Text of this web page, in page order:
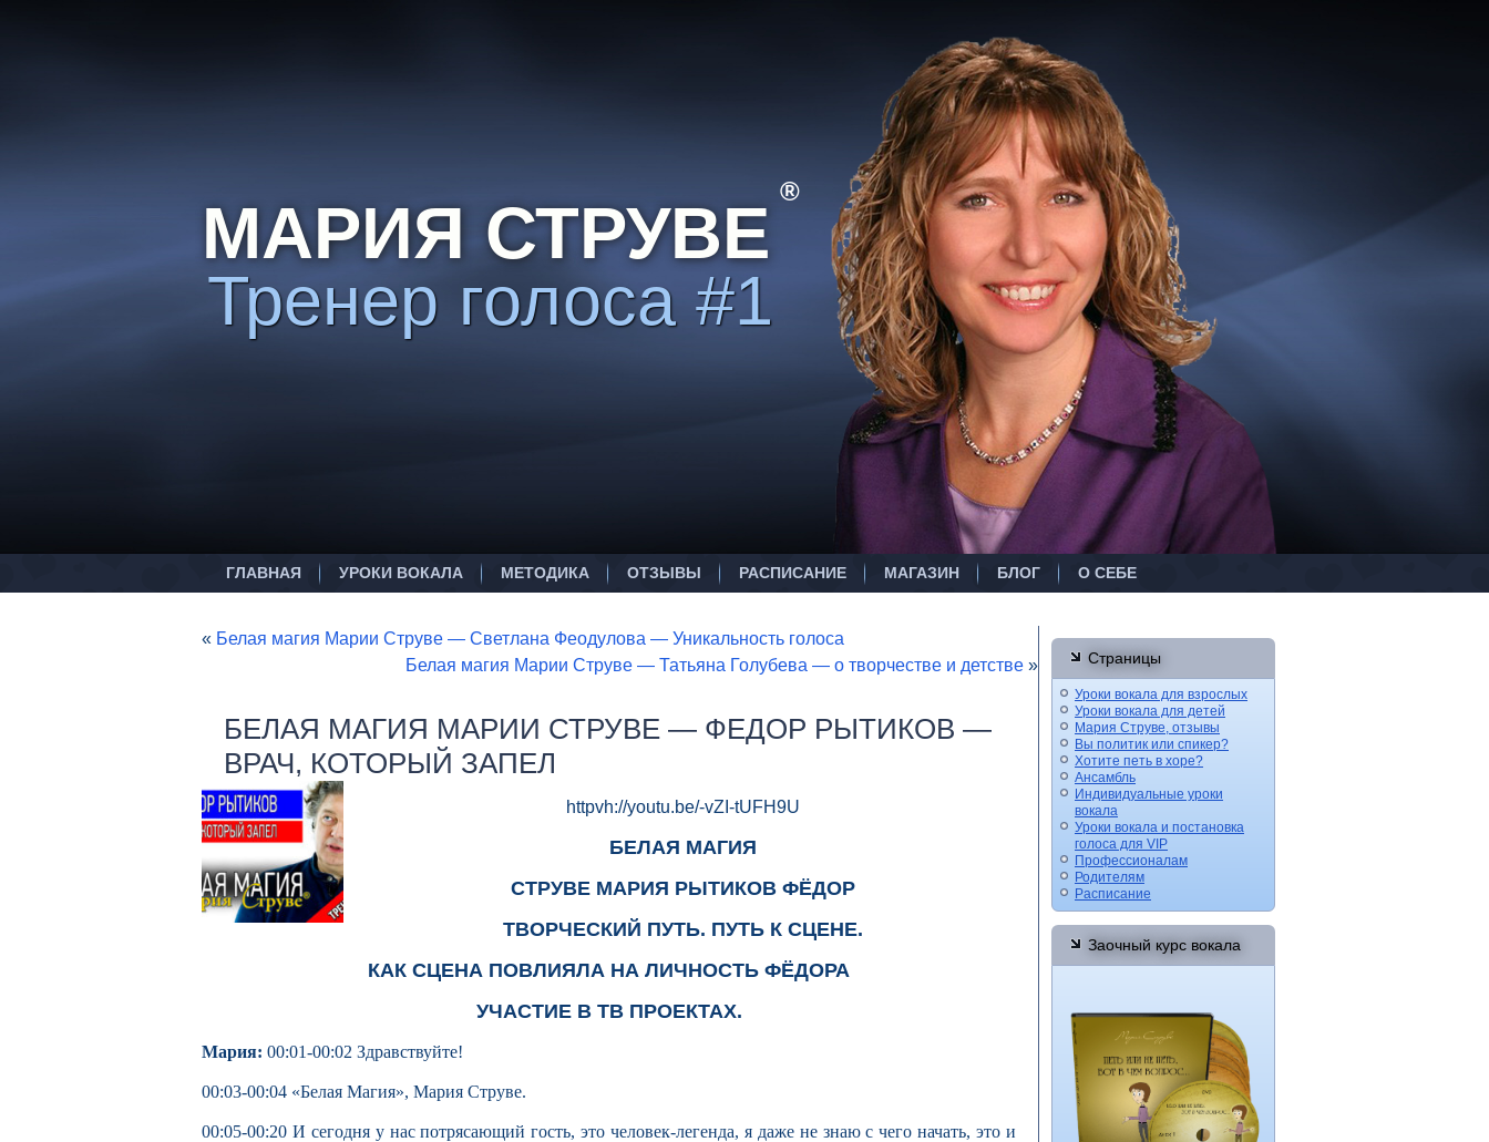
®
МАРИЯ СТРУВЕ
Тренер голоса #1
ГЛАВНАЯ УРОКИ ВОКАЛА МЕТОДИКА ОТЗЫВЫ РАСПИСАНИЕ МАГАЗИН БЛОГ О СЕБЕ
« Белая магия Марии Струве — Светлана Феодулова — Уникальность голоса
Белая магия Марии Струве — Татьяна Голубева — о творчестве и детстве »
БЕЛАЯ МАГИЯ МАРИИ СТРУВЕ — ФЕДОР РЫТИКОВ —
ВРАЧ, КОТОРЫЙ ЗАПЕЛ
httpvh://youtu.be/-vZI-tUFH9U
БЕЛАЯ МАГИЯ
СТРУВЕ МАРИЯ РЫТИКОВ ФЁДОР
ТВОРЧЕСКИЙ ПУТЬ. ПУТЬ К СЦЕНЕ.
КАК СЦЕНА ПОВЛИЯЛА НА ЛИЧНОСТЬ ФЁДОРА
УЧАСТИЕ В ТВ ПРОЕКТАХ.
Мария: 00:01-00:02 Здравствуйте!
00:03-00:04 «Белая Магия», Мария Струве.
00:05-00:20 И сегодня у нас потрясающий гость, это человек-легенда, я даже не знаю с чего начать, это и
Страницы
Уроки вокала для взрослых
Уроки вокала для детей
Мария Струве, отзывы
Вы политик или спикер?
Хотите петь в хоре?
Ансамбль
Индивидуальные уроки
вокала
Уроки вокала и постановка
голоса для VIP
Профессионалам
Родителям
Расписание
Заочный курс вокала